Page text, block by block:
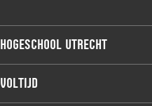
Hogeschool Utrecht
Voltijdopleidingen
Voltijd